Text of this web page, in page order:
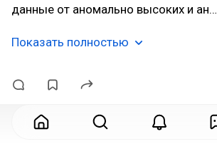
данные от аномально высоких и ан…
Показать полностью